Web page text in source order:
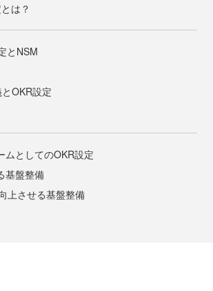
は？
とNSM
OKR設定
ムとしてのOKR設定
基盤整備
上させる基盤整備